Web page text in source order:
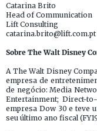
Catarina Brito
Head of Communication
Lift Consulting
catarina.brito@lift.com.pt
Sobre The Walt Disney
A The Walt Disney
empresa de
de negócio: Media
Entertainment; Direct-
empresa Dow 30 e teve
seu último ano fiscal